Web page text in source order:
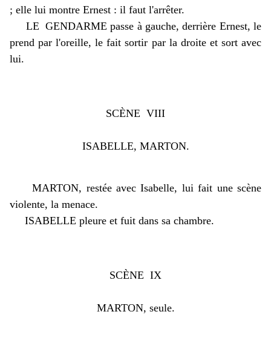
; elle lui montre Ernest : il faut l'arrêter.
LE GENDARME passe à gauche, derrière Ernest, le
prend par l'oreille, le fait sortir par la droite et sort avec
lui.
SCÈNE VIII
ISABELLE, MARTON.
MARTON, restée avec Isabelle, lui fait une scène
violente, la menace.
ISABELLE pleure et fuit dans sa chambre.
SCÈNE IX
MARTON, seule.